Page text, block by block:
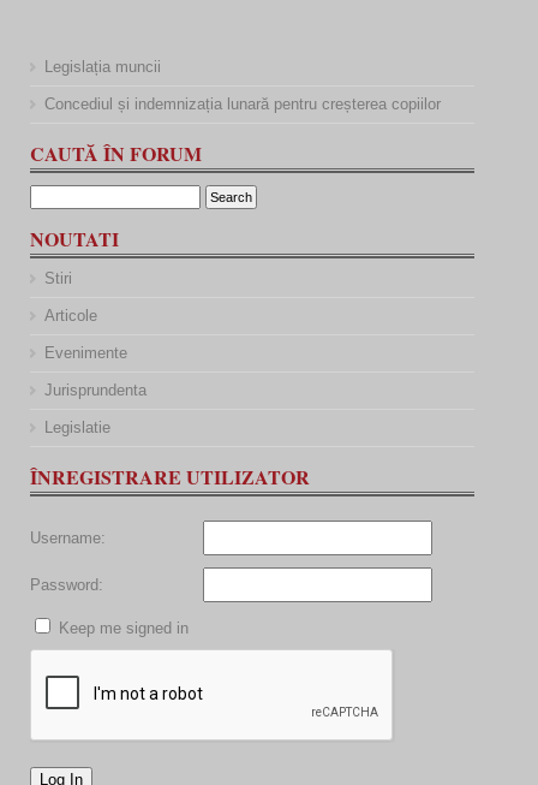
Legislația muncii
Concediul și indemnizația lunară pentru creșterea copiilor
CAUTĂ ÎN FORUM
NOUTATI
Stiri
Articole
Evenimente
Jurisprundenta
Legislatie
ÎNREGISTRARE UTILIZATOR
Username:
Password:
Keep me signed in
Log In